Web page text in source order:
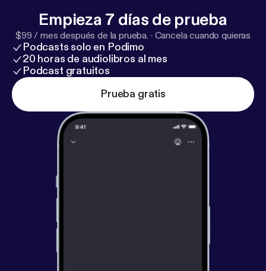
Empieza 7 días de prueba
$99 / mes después de la prueba. · Cancela cuando quieras
Podcasts solo en Podimo
20 horas de audiolibros al mes
Podcast gratuitos
Prueba gratis